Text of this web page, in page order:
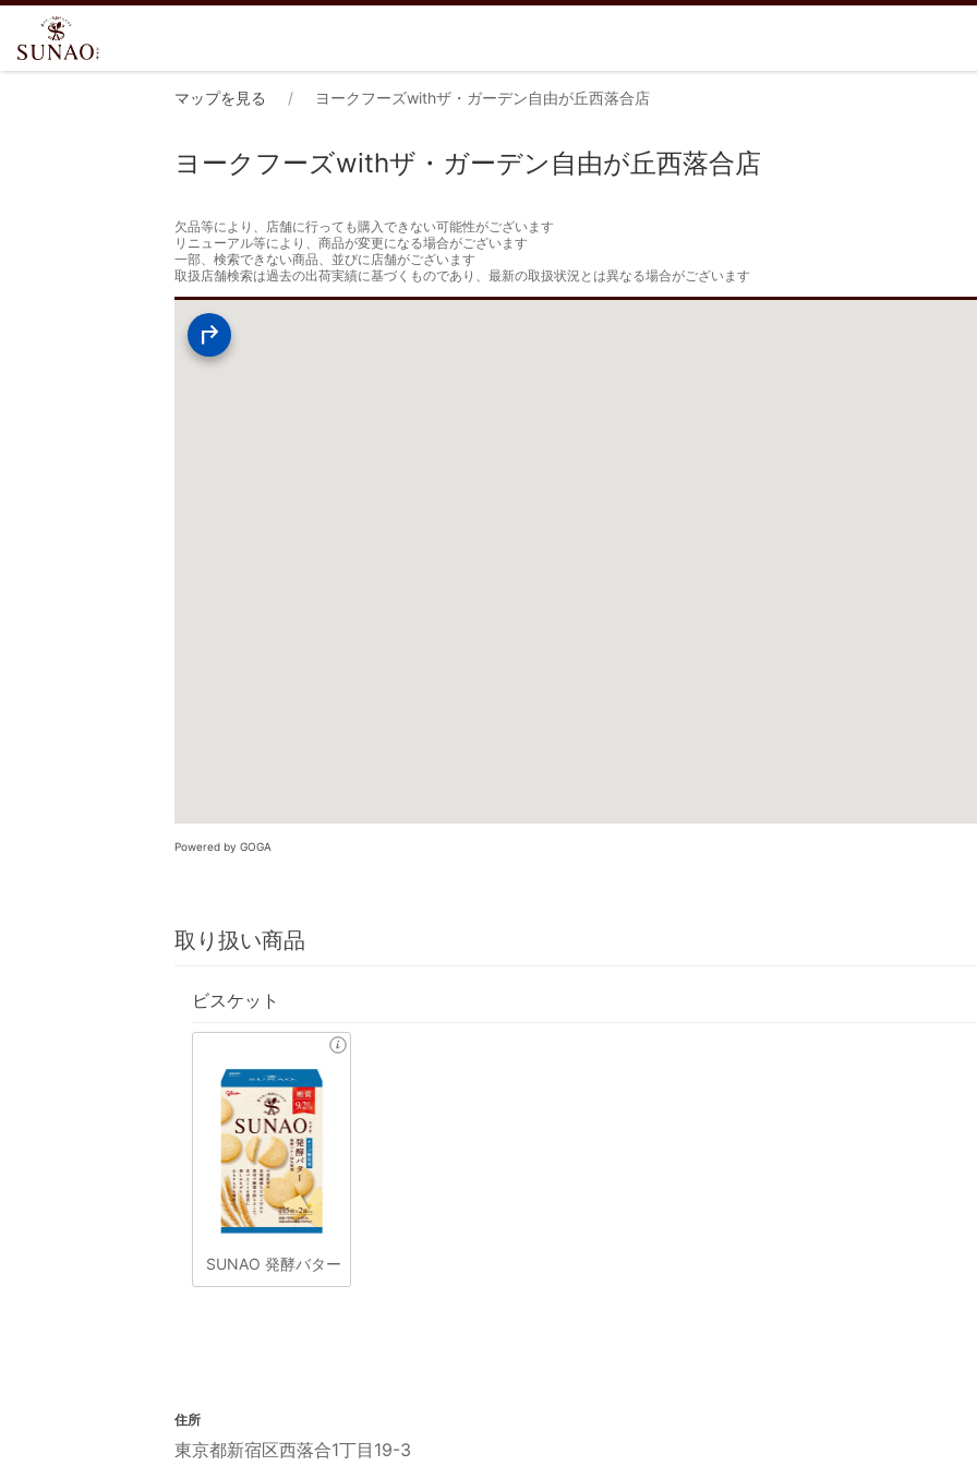
マップを見る ヨークフーズwithザ・ガーデン自由が丘西落合店
ヨークフーズwithザ・ガーデン自由が丘西落合店
欠品等により、店舗に行っても購入できない可能性がございます
リニューアル等により、商品が変更になる場合がございます
一部、検索できない商品、並びに店舗がございます
取扱店舗検索は過去の出荷実績に基づくものであり、最新の取扱状況とは異なる場合がございます
Powered by GOGA
取り扱い商品
ビスケット
SUNAO 発酵バター
住所
東京都新宿区西落合1丁目19-3